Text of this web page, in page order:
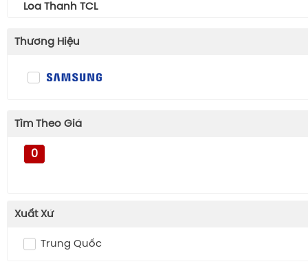
Loa Thanh TCL
Thương Hiệu
Tìm Theo Giá
0
Xuất Xứ
Trung Quốc